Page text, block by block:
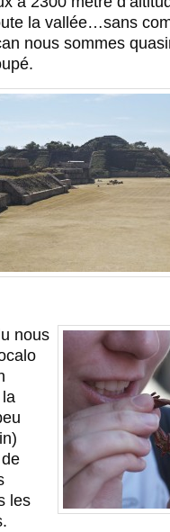
la vallée…sans
nous sommes
nous
les